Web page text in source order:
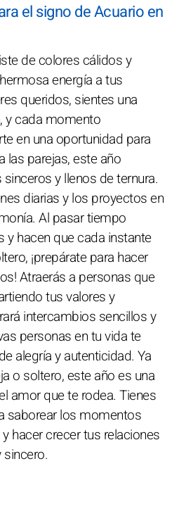
el signo de Acuario en
de colores cálidos y
energía a tus
queridos, sientes una
y cada momento
en una oportunidad para
las parejas, este año
y llenos de ternura.
diarias y los proyectos en
Al pasar tiempo
y hacen que cada instante
¡prepárate para hacer
Atraerás a personas que
tus valores y
intercambios sencillos y
personas en tu vida te
alegría y autenticidad. Ya
o soltero, este año es una
amor que te rodea. Tienes
saborear los momentos
hacer crecer tus relaciones